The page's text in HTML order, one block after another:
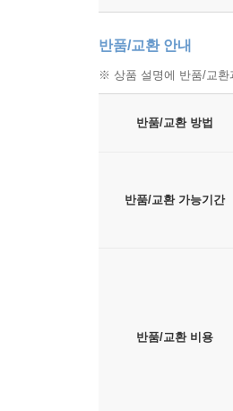
반품/교환 안내
※ 상품 설명에 반품/교환
반품/교환 방법
반품/교환 가능기간
반품/교환 비용